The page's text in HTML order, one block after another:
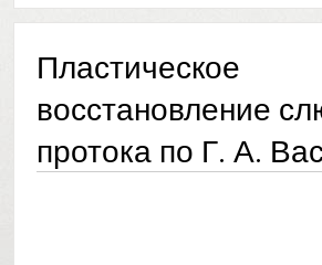
Пластическое
восстановление
протока по Г. А.